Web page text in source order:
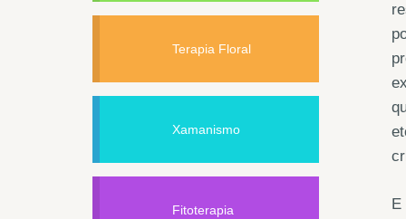
E
Terapia Floral
Xamanismo
Fitoterapia